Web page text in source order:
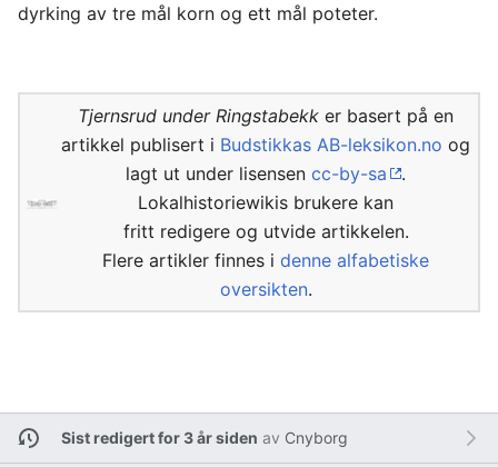
dyrking av tre mål korn og ett mål poteter.
Tjernsrud under Ringstabekk er basert på en
artikkel publisert i Budstikkas AB-leksikon.no og
lagt ut under lisensen cc-by-sa
.
Lokalhistoriewikis brukere kan
fritt redigere og utvide artikkelen.
Flere artikler finnes i denne alfabetiske
oversikten.
Sist redigert for 3 år siden av Cnyborg